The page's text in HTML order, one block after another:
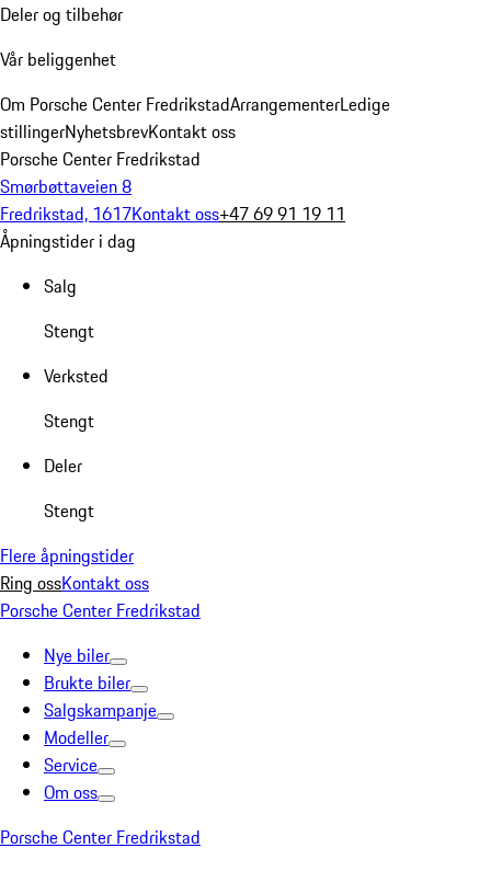
Deler og tilbehør
Vår beliggenhet
Om Porsche Center FredrikstadArrangementerLedige
stillingerNyhetsbrevKontakt oss
Porsche Center Fredrikstad
Smørbøttaveien 8
Fredrikstad, 1617Kontakt oss+47 69 91 19 11
Åpningstider i dag
Salg
Stengt
Verksted
Stengt
Deler
Stengt
Flere åpningstider
Ring ossKontakt oss
Porsche Center Fredrikstad
Nye biler
Brukte biler
Salgskampanje
Modeller
Service
Om oss
Porsche Center Fredrikstad